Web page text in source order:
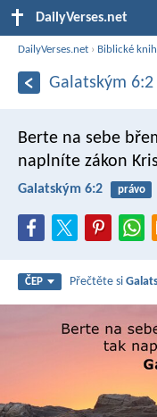
DailyVerses.net
DailyVerses.net › Biblické
Galatským 6:2
Berte na sebe
naplníte zákon
Galatským 6:2 právo
ČEP Přečtěte si